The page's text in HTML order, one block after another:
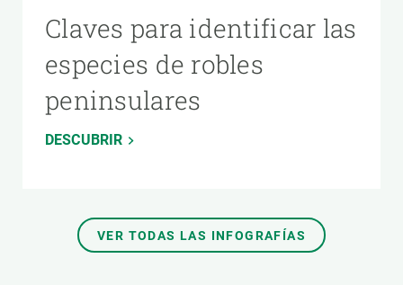
Claves para identificar las
especies de robles
peninsulares
DESCUBRIR
VER TODAS LAS INFOGRAFÍAS